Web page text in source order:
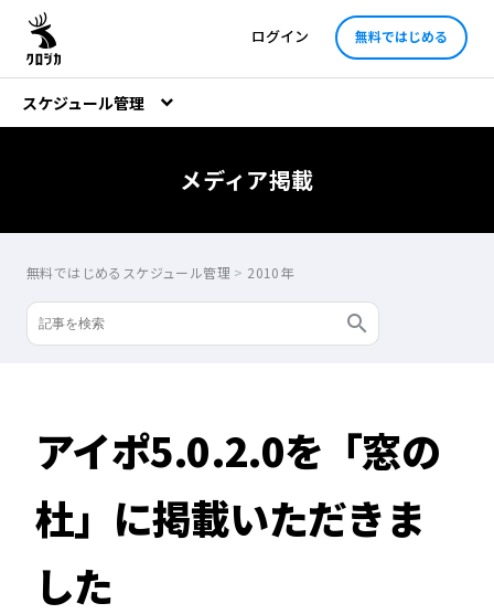
ログイン 無料ではじめる
スケジュール管理
メディア掲載
無料ではじめるスケジュール管理 > 2010年
アイポ5.0.2.0を「窓の
杜」に掲載いただきま
した